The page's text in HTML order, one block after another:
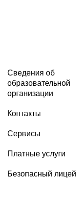
Сведения об
образовательной
организации
Контакты
Сервисы
Платные услуги
Безопасный лицей